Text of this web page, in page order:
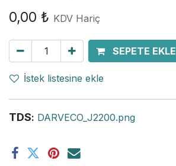
0,00 ₺ KDV Hariç
SEPETE EKLE
İstek listesine ekle
TDS: DARVECO_J2200.png